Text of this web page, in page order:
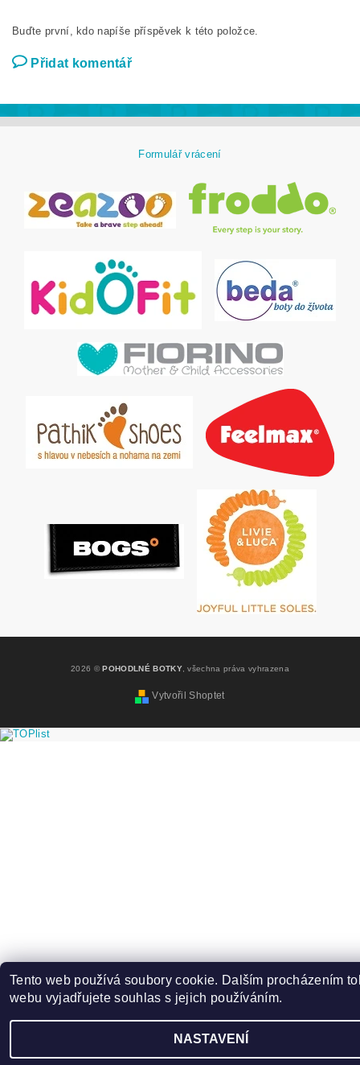
Buďte první, kdo napíše příspěvek k této položce.
Přidat komentář
Formulář vrácení
2026 ©POHODLNÉ BOTKY, všechna práva vyhrazena
Vytvořil Shoptet
Tento web používá soubory cookie. Dalším procházením
webu vyjadřujete souhlas s jejich používáním.
NASTAVENÍ